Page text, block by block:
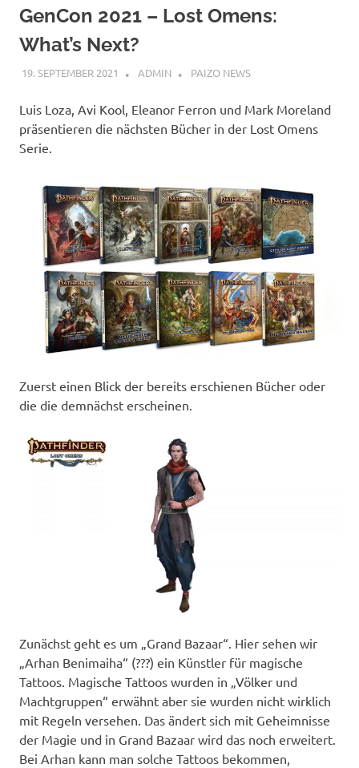
GenCon 2021 – Lost Omens:
What’s Next?
19. SEPTEMBER 2021 ADMIN PAIZO NEWS
Luis Loza, Avi Kool, Eleanor Ferron und Mark Moreland
präsentieren die nächsten Bücher in der Lost Omens
Serie.
Zuerst einen Blick der bereits erschienen Bücher oder
die die demnächst erscheinen.
Zunächst geht es um „Grand Bazaar“. Hier sehen wir
„Arhan Benimaiha“ (???) ein Künstler für magische
Tattoos. Magische Tattoos wurden in „Völker und
Machtgruppen“ erwähnt aber sie wurden nicht wirklich
mit Regeln versehen. Das ändert sich mit Geheimnisse
der Magie und in Grand Bazaar wird das noch erweitert.
Bei Arhan kann man solche Tattoos bekommen,